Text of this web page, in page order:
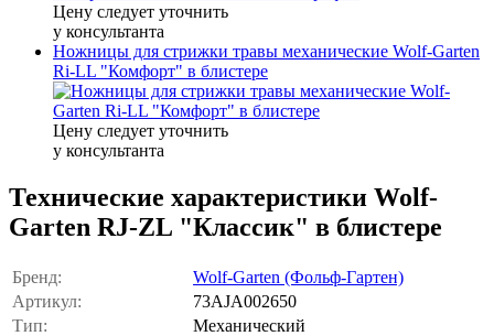
Цену следует уточнить
у консультанта
Ножницы для стрижки травы механические Wolf-Garten
Ri-LL "Комфорт" в блистере
Цену следует уточнить
у консультанта
Технические характеристики Wolf-
Garten RJ-ZL "Классик" в блистере
Бренд:
Wolf-Garten (Фольф-Гартен)
Артикул:
73AJA002650
Тип:
Механический